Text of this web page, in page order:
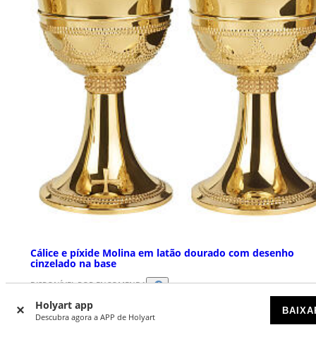
Holyart app
Descubra agora a APP de Holyart
Cálice e píxide Molina em latão dourado com desenho
cinzelado na base
DISPONÍVEL POR ENCOMENDA
Preço a partir de € 1.500,00